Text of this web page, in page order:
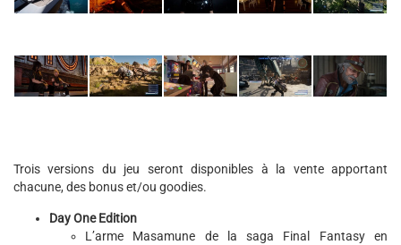
Trois versions du jeu seront disponibles à la vente apportant
chacune, des bonus et/ou goodies.
Day One Edition
L’arme Masamune de la saga Final Fantasy en